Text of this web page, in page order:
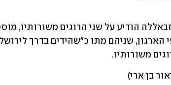
משורותיו.
בן ארי)